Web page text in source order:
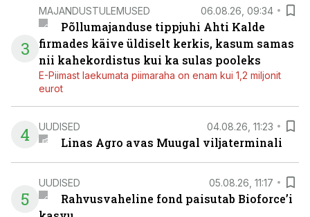
3
MAJANDUSTULEMUSED 06.08.26, 09:34
Põllumajanduse tippjuhi Ahti Kalde
firmades käive üldiselt kerkis, kasum samas
nii kahekordistus kui ka sulas pooleks
E-Piimast laekumata piimaraha on enam kui 1,2 miljonit
eurot
4 UUDISED 04.08.26, 11:23
Linas Agro avas Muugal viljaterminali
5
UUDISED 05.08.26, 11:17
Rahvusvaheline fond paisutab Bioforce’i